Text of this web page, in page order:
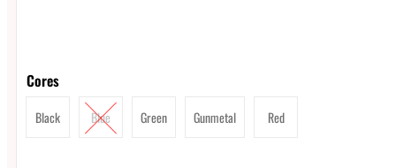
Cores
Black Blue Green Gunmetal Red